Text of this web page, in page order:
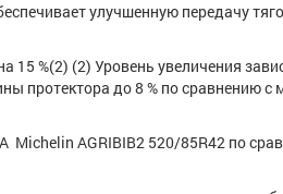
улучшенную передачу
15 %(2) (2) Уровень увеличения
протектора до 8 % по сравнению
Michelin AGRIBIB2 520/85R42 по